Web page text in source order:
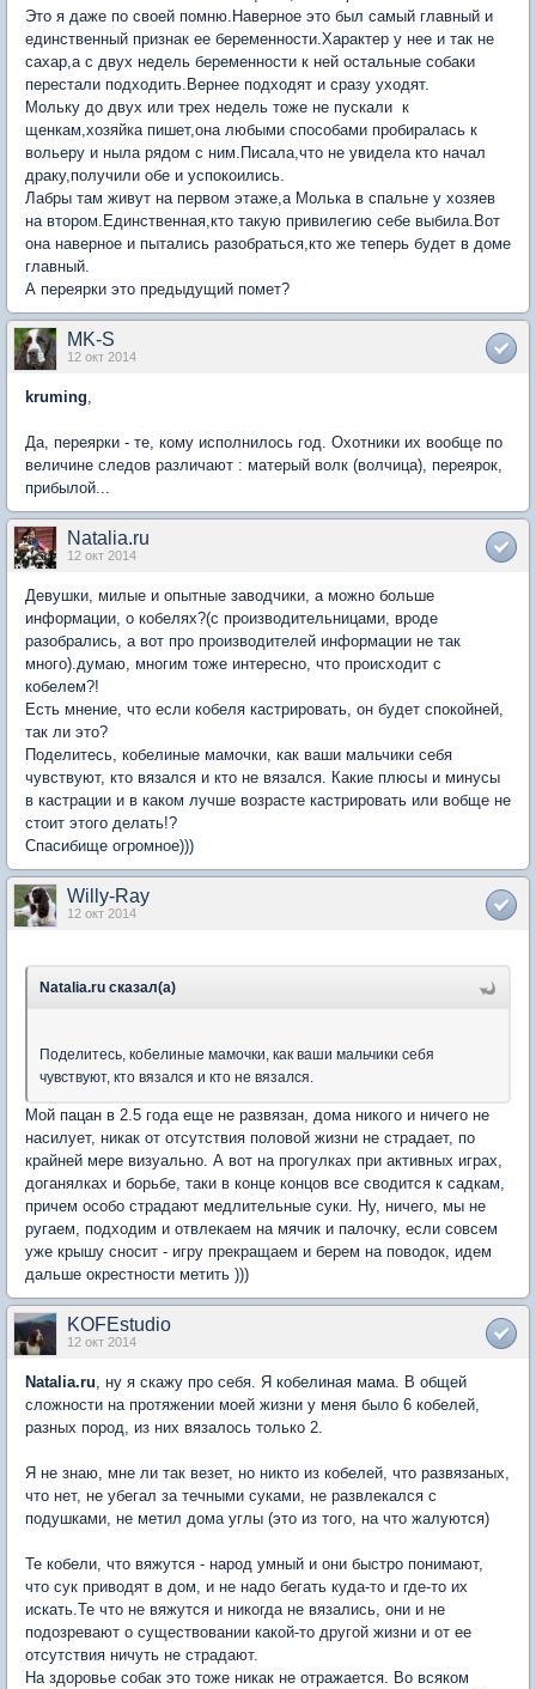
Это я даже по своей помню.Наверное это был самый главный и
единственный признак ее беременности.Характер у нее и так не
сахар,а с двух недель беременности к ней остальные собаки
перестали подходить.Вернее подходят и сразу уходят.
Мольку до двух или трех недель тоже не пускали к
щенкам,хозяйка пишет,она любыми способами пробиралась к
вольеру и ныла рядом с ним.Писала,что не увидела кто начал
драку,получили обе и успокоились.
Лабры там живут на первом этаже,а Молька в спальне у хозяев
на втором.Единственная,кто такую привилегию себе выбила.Вот
она наверное и пытались разобраться,кто же теперь будет в доме
главный.
А переярки это предыдущий помет?
MK-S
12 окт 2014
kruming,
Да, переярки - те, кому исполнилось год. Охотники их вообще по
величине следов различают : матерый волк (волчица), переярок,
прибылой...
Natalia.ru
12 окт 2014
Девушки, милые и опытные заводчики, а можно больше
информации, о кобелях?(с производительницами, вроде
разобрались, а вот про производителей информации не так
много).думаю, многим тоже интересно, что происходит с
кобелем?!
Есть мнение, что если кобеля кастрировать, он будет спокойней,
так ли это?
Поделитесь, кобелиные мамочки, как ваши мальчики себя
чувствуют, кто вязался и кто не вязался. Какие плюсы и минусы
в кастрации и в каком лучше возрасте кастрировать или вобще не
стоит этого делать!?
Спасибище огромное)))
Willy-Ray
12 окт 2014
Natalia.ru сказал(а)
Поделитесь, кобелиные мамочки, как ваши мальчики себя
чувствуют, кто вязался и кто не вязался.
Мой пацан в 2.5 года еще не развязан, дома никого и ничего не
насилует, никак от отсутствия половой жизни не страдает, по
крайней мере визуально. А вот на прогулках при активных играх,
доганялках и борьбе, таки в конце концов все сводится к садкам,
причем особо страдают медлительные суки. Ну, ничего, мы не
ругаем, подходим и отвлекаем на мячик и палочку, если совсем
уже крышу сносит - игру прекращаем и берем на поводок, идем
дальше окрестности метить )))
KOFEstudio
12 окт 2014
Natalia.ru, ну я скажу про себя. Я кобелиная мама. В общей
сложности на протяжении моей жизни у меня было 6 кобелей,
разных пород, из них вязалось только 2.
Я не знаю, мне ли так везет, но никто из кобелей, что развязаных,
что нет, не убегал за течными суками, не развлекался с
подушками, не метил дома углы (это из того, на что жалуются)
Те кобели, что вяжутся - народ умный и они быстро понимают,
что сук приводят в дом, и не надо бегать куда-то и где-то их
искать.Те что не вяжутся и никогда не вязались, они и не
подозревают о существовании какой-то другой жизни и от ее
отсутствия ничуть не страдают.
На здоровье собак это тоже никак не отражается. Во всяком